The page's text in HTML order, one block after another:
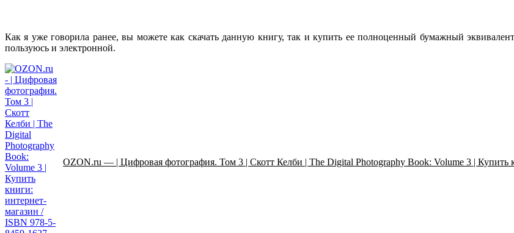
Как я уже говорила ранее, вы можете как скачать данную книгу, так и купить ее полноценный бумажный
пользуюсь и электронной.
OZON.ru — | Цифровая фотография. Том 3 | Скотт Келби | The Digital Photography Book: Volume 3 | Купить